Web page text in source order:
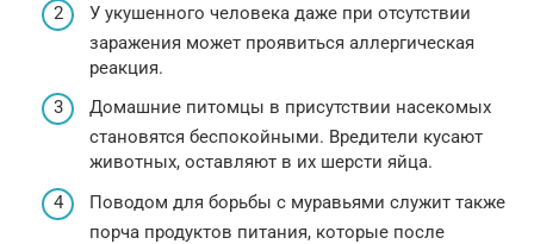
У укушенного человека даже при отсутствии
заражения может проявиться аллергическая
реакция.
Домашние питомцы в присутствии насекомых
становятся беспокойными. Вредители кусают
животных, оставляют в их шерсти яйца.
Поводом для борьбы с муравьями служит также
порча продуктов питания, которые после